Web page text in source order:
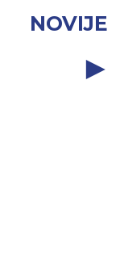
NOVIJE